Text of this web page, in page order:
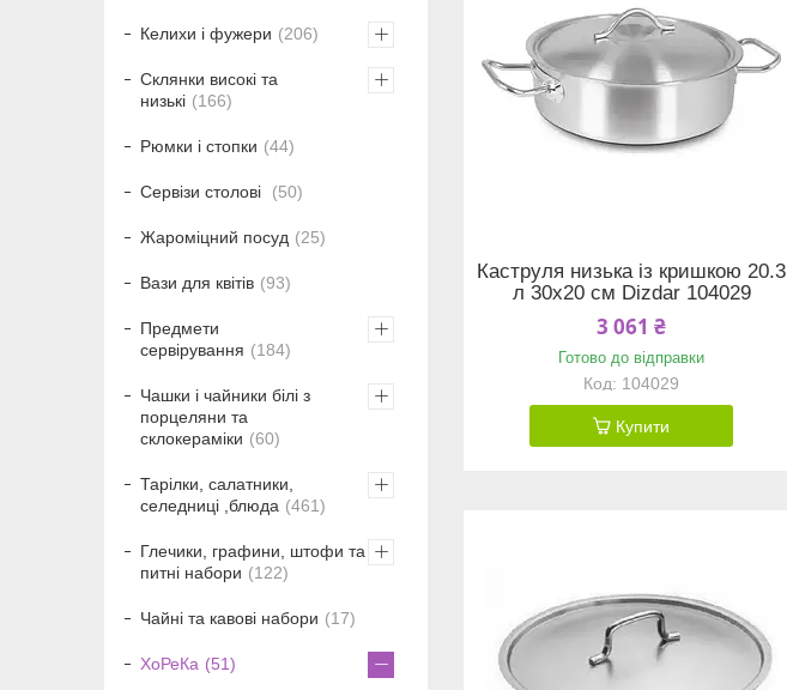
Каструля низька із кришкою 20.3
л 30x20 см Dizdar 104029
3 061 ₴
Готово до відправки
104029
Купити
Келихи і фужери 206
Склянки високі та
низькі
166
Рюмки і стопки 44
Сервізи столові 50
Жароміцний посуд 25
Вази для квітів 93
Предмети
сервірування
184
Чашки і чайники білі з
порцеляни та
склокераміки
60
Тарілки, салатники,
селедниці ,блюда
461
Глечики, графини, штофи та
питні набори
122
Чайні та кавові набори 17
ХоРеКа 51